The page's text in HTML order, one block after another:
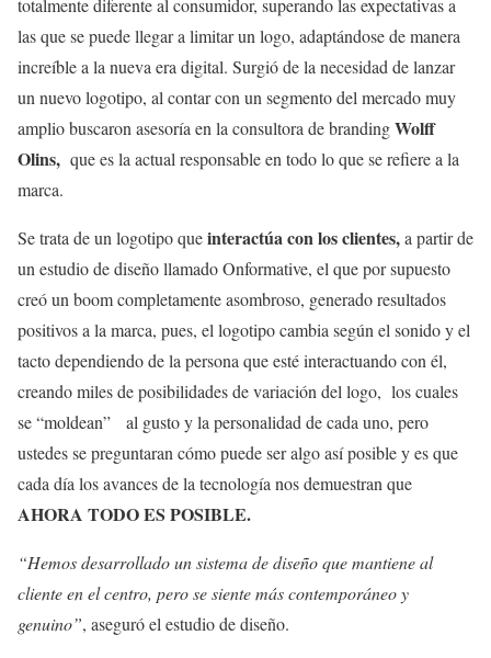
totalmente diferente al consumidor, superando las expectativas a
las que se puede llegar a limitar un logo, adaptándose de manera
increíble a la nueva era digital. Surgió de la necesidad de lanzar
un nuevo logotipo, al contar con un segmento del mercado muy
amplio buscaron asesoría en la consultora de brandingWolff
Olins, que es la actual responsable en todo lo que se refiere a la
marca.
Se trata de un logotipo queinteractúa con los clientes,a partir de
un estudio de diseño llamado Onformative, el que por supuesto
creó un boom completamente asombroso, generado resultados
positivos a la marca, pues, el logotipo cambia según el sonido y el
tacto dependiendo de la persona que esté interactuando con él,
creando miles de posibilidades de variación del logo, los cuales
se “moldean” al gusto y la personalidad de cada uno, pero
ustedes se preguntaran cómo puede ser algo así posible y es que
cada día los avances de la tecnología nos demuestran que
AHORA TODO ES POSIBLE.
“Hemos desarrollado un sistema de diseño que mantiene al
cliente en el centro, pero se siente más contemporáneo y
genuino”, aseguró el estudio de diseño.